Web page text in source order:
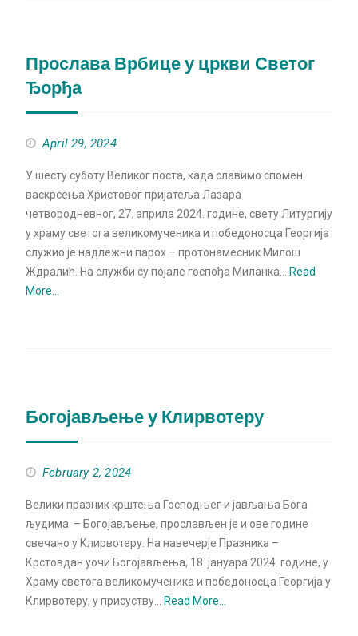
Прослава Врбице у цркви Светог
Ђорђа
April 29, 2024
У шесту суботу Великог поста, када славимо спомен
васкрсења Христовог пријатеља Лазара
четвородневног, 27. априла 2024. године, свету Литургију
у храму светога великомученика и победоносца Георгија
служио је надлежни парох – протонамесник Милош
Ждралић. На служби су појале госпођа Миланка…
Read
More…
Богојављење у Клирвотеру
February 2, 2024
Велики празник крштења Господњег и јављања Бога
људима – Богојављење, прослављен је и ове године
свечано у Клирвотеру. На навечерје Празника –
Крстовдан уочи Богојављења, 18. јануара 2024. године, у
Храму светога великомученика и победоносца Георгија у
Клирвотеру, у присуству…
Read More…